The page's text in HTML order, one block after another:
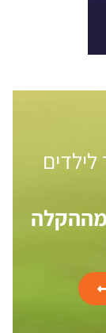
לילדים